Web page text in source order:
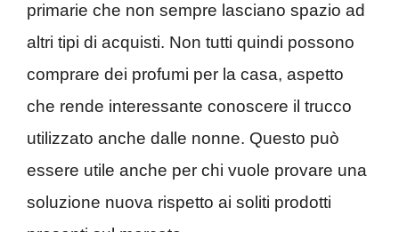
primarie che non sempre lasciano spazio ad
altri tipi di acquisti. Non tutti quindi possono
comprare dei profumi per la casa, aspetto
che rende interessante conoscere il trucco
utilizzato anche dalle nonne. Questo può
essere utile anche per chi vuole provare una
soluzione nuova rispetto ai soliti prodotti